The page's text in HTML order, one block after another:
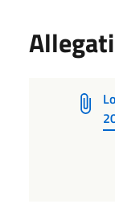
Allegati